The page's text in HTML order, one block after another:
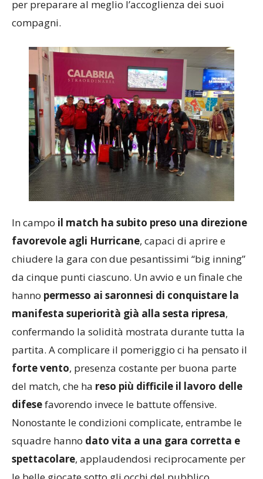
per preparare al meglio l’accoglienza dei suoi
compagni.
In campo
il match ha subito preso una direzione
favorevole agli Hurricane , capaci di aprire e
chiudere la gara con due pesantissimi “big inning”
da cinque punti ciascuno. Un avvio e un finale che
permesso ai saronnesi di conquistare la
manifesta superiorità già alla sesta ripresa ,
partita. A complicare il pomeriggio ci ha pensato il
, presenza costante per buona parte
del match, che ha
reso più difficile il lavoro delle
Nonostante le condizioni complicate, entrambe le
squadre hanno
dato vita a una gara corretta e
spettacolare , applaudendosi reciprocamente per